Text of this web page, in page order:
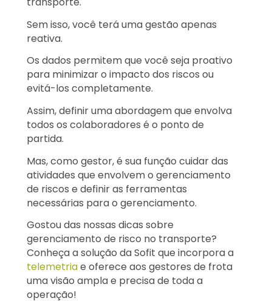
Sem isso, você terá uma gestão apenas
reativa.
Os dados permitem que você seja proativo
para minimizar o impacto dos riscos ou
evitá-los completamente.
Assim, definir uma abordagem que envolva
todos os colaboradores é o ponto de
partida.
Mas, como gestor, é sua função cuidar das
atividades que envolvem o gerenciamento
de riscos e definir as ferramentas
necessárias para o gerenciamento.
Gostou das nossas dicas sobre
gerenciamento de risco no transporte?
Conheça a solução da Sofit que incorpora a
telemetriae oferece aos gestores de frota
uma visão ampla e precisa de toda a
operação!